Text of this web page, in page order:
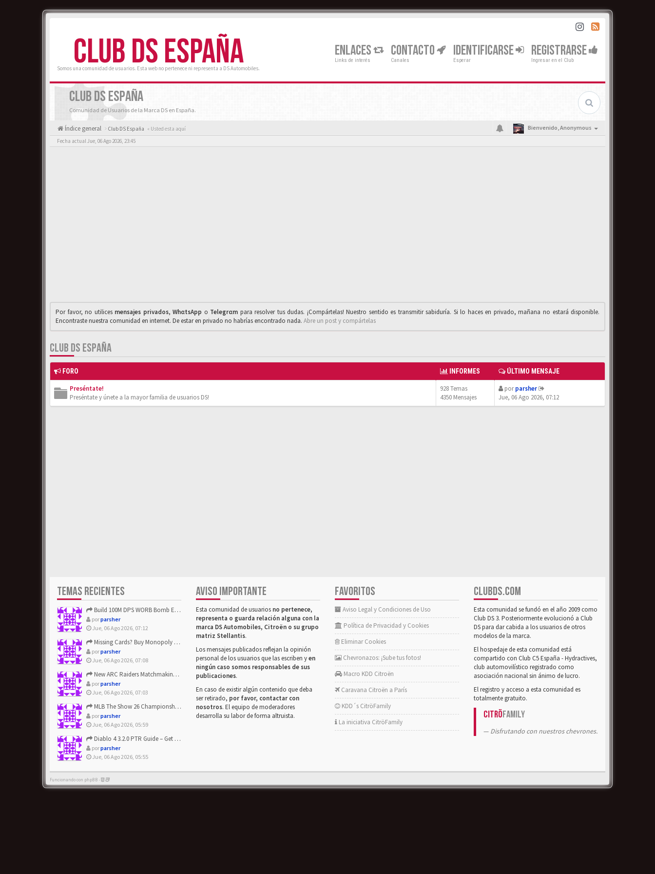
CLUB DS ESPAÑA
Somos una comunidad de usuarios. Esta web no pertenece ni representa a DS Automobiles.
ENLACES
Links de interés
CONTACTO
Canales
IDENTIFICARSE
Esperar
REGISTRARSE
Ingresar en el Club
CLUB DS ESPAÑA
Comunidad de Usuarios de la Marca DS en España.
Índice general Club DS España « Usted esta aquí Bienvenido,Anonymous
Fecha actual Jue, 06 Ago 2026, 23:45
Por favor, no utilices mensajes privados,WhαtsApp o Telegrαm para resolver tus dudas. ¡Compártelas! Nuestro sentido es transmitir sabiduría. Si lo haces en privado, mañana no estará disponible.
Encontraste nuestra comunidad en internet. De estar en privado no habrías encontrado nada. Abre un post y compártelas
CLUB DS ESPAÑA
FORO INFORMES ÚLTIMO MENSAJE
Preséntate!
Preséntate y únete a la mayor familia de usuarios DS!
928 Temas
4350 Mensajes
porparsher
Jue, 06 Ago 2026, 07:12
TEMAS RECIENTES
Build 100M DPS WORB Bomb Elementalist Fast - Grab POE Curren...
porparsher
Jue, 06 Ago 2026, 07:12
Missing Cards? Buy Monopoly Go Happy Harvest with Looney Tun...
porparsher
Jue, 06 Ago 2026, 07:08
New ARC Raiders Matchmaking Update: Stop Failed - Grab Bluep...
porparsher
Jue, 06 Ago 2026, 07:03
MLB The Show 26 Championship Series Update! Get Cheap & ...
porparsher
Jue, 06 Ago 2026, 05:59
Diablo 4 3.2.0 PTR Guide – Get 8% Off Items Quickly to Test ...
porparsher
Jue, 06 Ago 2026, 05:55
AVISO IMPORTANTE
Esta comunidad de usuarios no pertenece,
representa o guarda relación alguna con la
marca DS Automobiles, Citroën o su grupo
matriz Stellantis.
Los mensajes publicados reflejan la opinión
personal de los usuarios que las escriben yen
ningún caso somos responsables de sus
publicaciones.
En caso de existir algún contenido que deba
ser retirado, por favor, contactar con
nosotros. El equipo de moderadores
desarrolla su labor de forma altruista.
FAVORITOS
Aviso Legal y Condiciones de Uso
Política de Privacidad y Cookies
Eliminar Cookies
Chevronazos: ¡Sube tus fotos!
Macro KDD Citroën
Caravana Citroën a París
KDD´s CitröFamily
La iniciativa CitröFamily
CLUBDS.COM
Esta comunidad se fundó en el año 2009 como
Club DS 3. Posteriormente evolucionó a Club
DS para dar cabida a los usuarios de otros
modelos de la marca.
El hospedaje de esta comunidad está
compartido con Club C5 España - Hydractives,
club automovilístico registrado como
asociación nacional sin ánimo de lucro.
El registro y acceso a esta comunidad es
totalmente gratuito.
CitröFamily
Disfrutando con nuestros chevrones.
Funcionando con phpBB -